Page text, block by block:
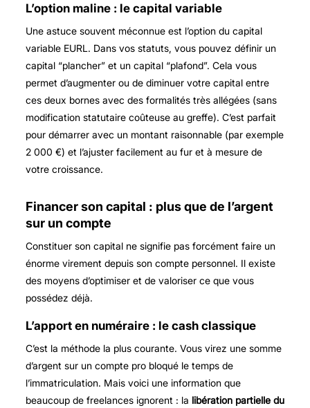
L’option maline : le capital variable
Une astuce souvent méconnue est l’option du capital
variable EURL. Dans vos statuts, vous pouvez définir un
capital “plancher” et un capital “plafond”. Cela vous
permet d’augmenter ou de diminuer votre capital entre
ces deux bornes avec des formalités très allégées (sans
modification statutaire coûteuse au greffe). C’est parfait
pour démarrer avec un montant raisonnable (par exemple
2 000 €) et l’ajuster facilement au fur et à mesure de
votre croissance.
Financer son capital : plus que de l’argent
sur un compte
Constituer son capital ne signifie pas forcément faire un
énorme virement depuis son compte personnel. Il existe
des moyens d’optimiser et de valoriser ce que vous
possédez déjà.
L’apport en numéraire : le cash classique
C’est la méthode la plus courante. Vous virez une somme
d’argent sur un compte pro bloqué le temps de
l’immatriculation. Mais voici une information que
beaucoup de freelances ignorent : la libération partielle du